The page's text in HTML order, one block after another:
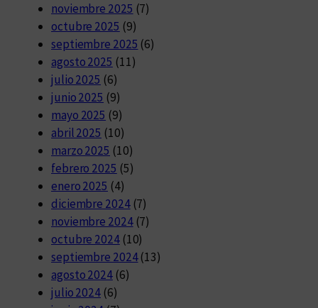
noviembre 2025 (7)
octubre 2025 (9)
septiembre 2025 (6)
agosto 2025 (11)
julio 2025 (6)
junio 2025 (9)
mayo 2025 (9)
abril 2025 (10)
marzo 2025 (10)
febrero 2025 (5)
enero 2025 (4)
diciembre 2024(7)
noviembre 2024(7)
octubre 2024(10)
septiembre 2024(13)
agosto 2024(6)
julio 2024 (6)